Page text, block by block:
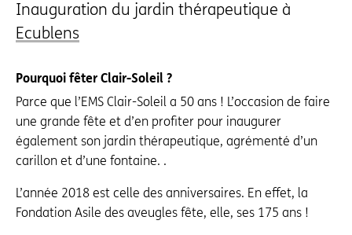
Inauguration du jardin thérapeutique à
Ecublens
Pourquoi fêter Clair-Soleil ?
Parce que l’EMS Clair-Soleil a 50 ans ! L’occasion de faire
une grande fête et d’en profiter pour inaugurer
également son jardin thérapeutique, agrémenté d’un
carillon et d’une fontaine. .
L’année 2018 est celle des anniversaires. En effet, la
Fondation Asile des aveugles fête, elle, ses 175 ans !